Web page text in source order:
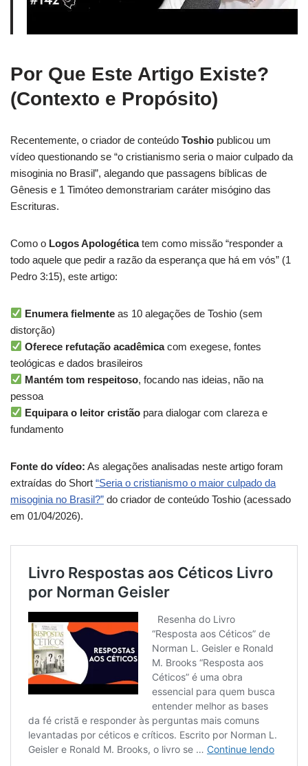
Por Que Este Artigo Existe?
(Contexto e Propósito)
Recentemente, o criador de conteúdo Toshio publicou um
vídeo questionando se “o cristianismo seria o maior culpado da
misoginia no Brasil”, alegando que passagens bíblicas de
Gênesis e 1 Timóteo demonstrariam caráter misógino das
Escrituras.
Como o Logos Apologéticatem como missão “responder a
todo aquele que pedir a razão da esperança que há em vós” (1
Pedro 3:15), este artigo:
Enumera fielmente as 10 alegações de Toshio (sem
distorção)
Oferece refutação acadêmicacom exegese, fontes
teológicas e dados brasileiros
Mantém tom respeitoso, focando nas ideias, não na
pessoa
Equipara o leitor cristão para dialogar com clareza e
fundamento
Fonte do vídeo: As alegações analisadas neste artigo foram
extraídas do Short “Seria o cristianismo o maior culpado da
misoginia no Brasil?” do criador de conteúdo Toshio (acessado
em 01/04/2026).